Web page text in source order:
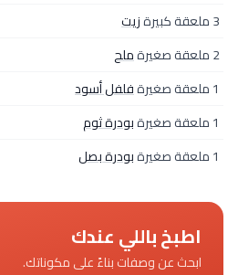
3 ملعقة كبيرة
زيت
2 ملعقة صغيرة
ملح
1 ملعقة صغيرة
فلفل أسود
1 ملعقة صغيرة
بودرة ثوم
1 ملعقة صغيرة
بودرة بصل
اطبخ باللي عندك
ابحث عن وصفات بناءً على مكوناتك.